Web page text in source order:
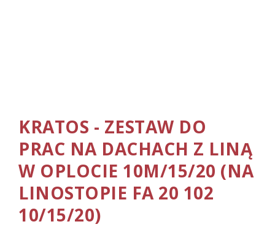
KRATOS - ZESTAW DO
PRAC NA DACHACH Z LINĄ
W OPLOCIE 10M/15/20 (NA
LINOSTOPIE FA 20 102
10/15/20)